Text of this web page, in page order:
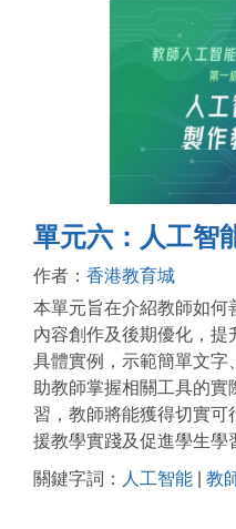
單元六：人工智
作者： 香港教育城
本單元旨在介紹教師如何
內容創作及後期優化，提
具體實例，示範簡單文字
助教師掌握相關工具的
習，教師將能獲得切實可
援教學實踐及促進學生學
關鍵字詞： 人工智能 教